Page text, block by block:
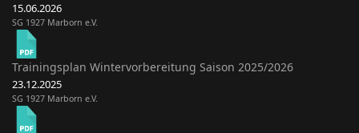
15.06.2026
SG 1927 Marborn e.V.
Trainingsplan Wintervorbereitung Saison 2025/2026
23.12.2025
SG 1927 Marborn e.V.